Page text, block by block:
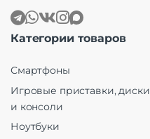
Категории товаров
Смартфоны
Игровые приставки, диски
и консоли
Ноутбуки